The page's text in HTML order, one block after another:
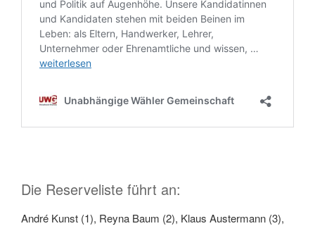
Die Reserveliste führt an:
André Kunst (1), Reyna Baum (2), Klaus Austermann (3),